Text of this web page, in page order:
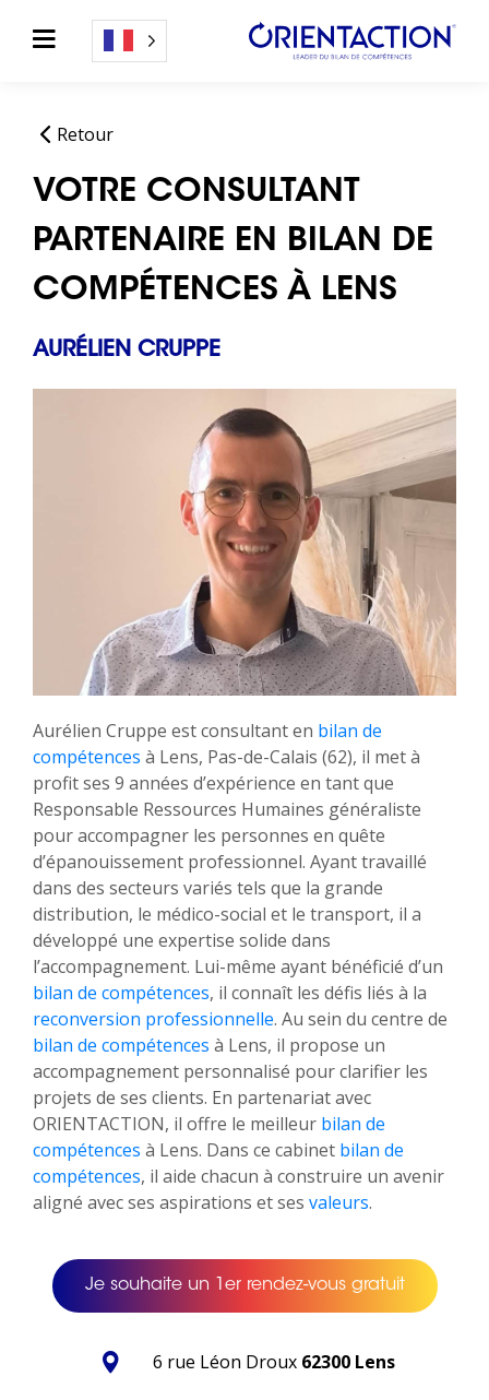
Retour
VOTRE CONSULTANT
PARTENAIRE EN BILAN DE
COMPÉTENCES À LENS
AURÉLIEN CRUPPE
Aurélien Cruppe est consultant en bilan de
compétences à Lens, Pas-de-Calais (62), il met à
profit ses 9 années d’expérience en tant que
Responsable Ressources Humaines généraliste
pour accompagner les personnes en quête
d’épanouissement professionnel. Ayant travaillé
dans des secteurs variés tels que la grande
distribution, le médico-social et le transport, il a
développé une expertise solide dans
l’accompagnement. Lui-même ayant bénéficié d’un
bilan de compétences, il connaît les défis liés à la
reconversion professionnelle. Au sein du centre de
bilan de compétences à Lens, il propose un
accompagnement personnalisé pour clarifier les
projets de ses clients. En partenariat avec
ORIENTACTION, il offre le meilleur bilan de
compétences à Lens. Dans ce cabinet bilan de
compétences, il aide chacun à construire un avenir
aligné avec ses aspirations et ses valeurs.
Je souhaite un 1er rendez-vous gratuit
6 rue Léon Droux 62300 Lens